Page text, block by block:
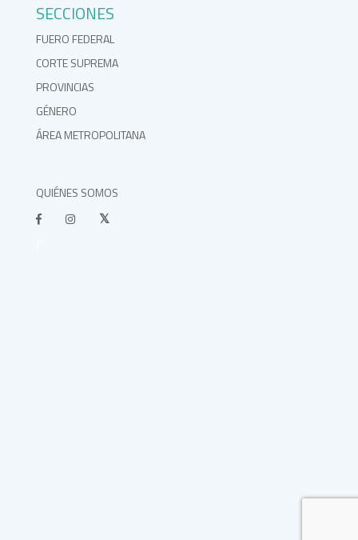
SECCIONES
FUERO FEDERAL
CORTE SUPREMA
PROVINCIAS
GÉNERO
ÁREA METROPOLITANA
QUIÉNES SOMOS